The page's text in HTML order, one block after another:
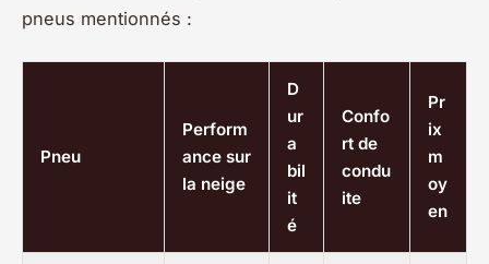
pneus mentionnés :
Pneu
Perform
ance sur
la neige
D
ur
a
bil
it
é
Confo
rt de
condu
ite
Pr
ix
m
oy
en